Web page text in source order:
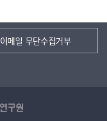
이메일 무단수집거부